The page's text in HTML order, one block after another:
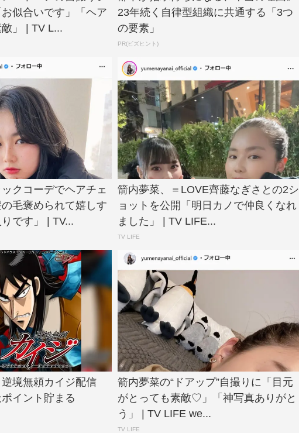
似合いです」「ヘア
」 | TV L...
23年続く自律型組織に共通する「3つ
の要素」
PR(ビズヒント)
クコーデでヘアチェ
毛褒められて嬉しす
です」 | TV...
箭内夢菜、＝LOVE齊藤なぎさとの2シ
ョットを公開「明日カノで仲良くなれ
ました」 | TV LIFE...
TV LIFE
逆境無頼カイジ配信
イント貯まる
箭内夢菜の“ドアップ”自撮りに「目元
がとっても素敵♡」「神写真ありがと
う」 | TV LIFE we...
TV LIFE